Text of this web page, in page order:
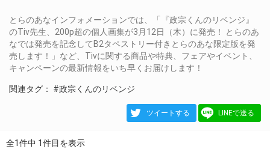
とらのあなインフォメーションでは、「『政宗くんのリベンジ』
のTiv先生、200p超の個人画集が3月12日（木）に発売！ とらのあ
なでは発売を記念してB2タペストリー付きとらのあな限定版を発
売します！」など、Tivに関する商品や特典、フェアやイベント、
キャンペーンの最新情報をいち早くお届けします！
関連タグ： #政宗くんのリベンジ
ツイートする LINEで送る
全1件中 1件目を表示